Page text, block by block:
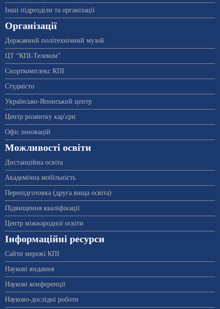
Інші підрозділи та організації
Організації
Державний політехнічний музей
ЦТ “КПІ-Телеком”
Спорткомплекс КПІ
Студмісто
Українсько-Японський центр
Центр розвитку кар'єри
Офіс інновацій
Можливості освіти
Дистанційна освіта
Академічна мобільність
Перепідготовка (друга вища освіта)
Підвищення кваліфікації
Центр міжнародної освіти
Інформаційні ресурси
Сайти мережі КПІ
Наукові видання
Наукові конференції
Науково-дослідні роботи